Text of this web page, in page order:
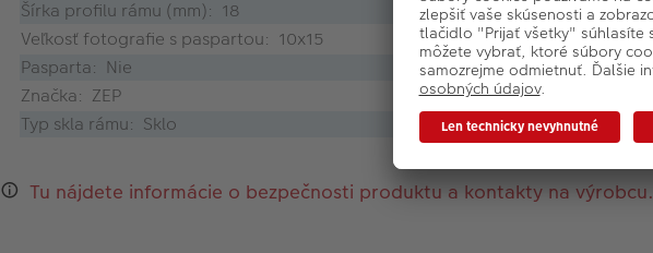
Šírka profilu rámu (mm): 18
Veľkosť fotografie s paspartou: 10x15
Pasparta: Nie
Značka: ZEP
Typ skla rámu: Sklo
Tu nájdete informácie o bezpečnosti produktu a kontakty na výrobcu.